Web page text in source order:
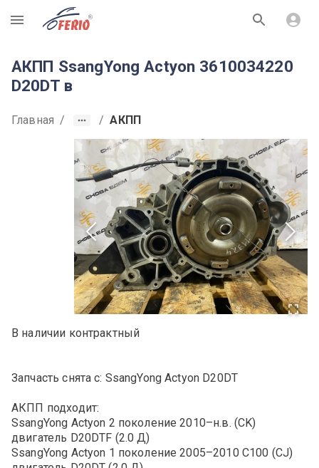
R
АКПП SsangYong Actyon 3610034220
D20DT в
Главная / / АКПП
В наличии контрактный
Запчасть снята с: SsangYong Actyon D20DT
АКПП подходит:
SsangYong Actyon 2 поколение 2010–н.в. (CK)
двигатель D20DTF (2.0 Д)
SsangYong Actyon 1 поколение 2005–2010 C100 (CJ)